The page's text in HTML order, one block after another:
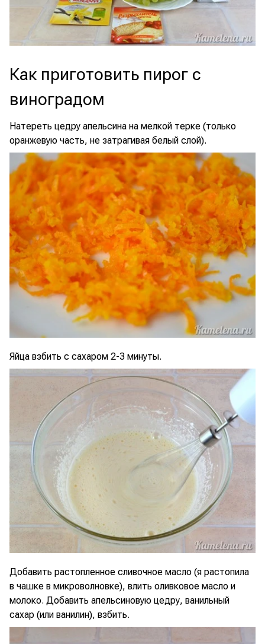
Как приготовить пирог с
виноградом
Натереть цедру апельсина на мелкой терке (только
оранжевую часть, не затрагивая белый слой).
Яйца взбить с сахаром 2-3 минуты.
Добавить растопленное сливочное масло (я растопила
в чашке в микроволновке), влить оливковое масло и
молоко. Добавить апельсиновую цедру, ванильный
сахар (или ванилин), взбить.